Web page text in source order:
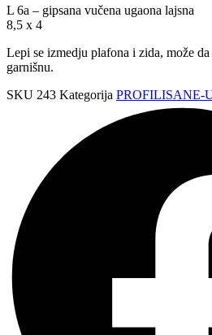
L 6a – gipsana vučena ugaona lajsna
8,5 x 4
Lepi se izmedju plafona i zida, može
garnišnu.
SKU 243 Kategorija PROFILISANE-